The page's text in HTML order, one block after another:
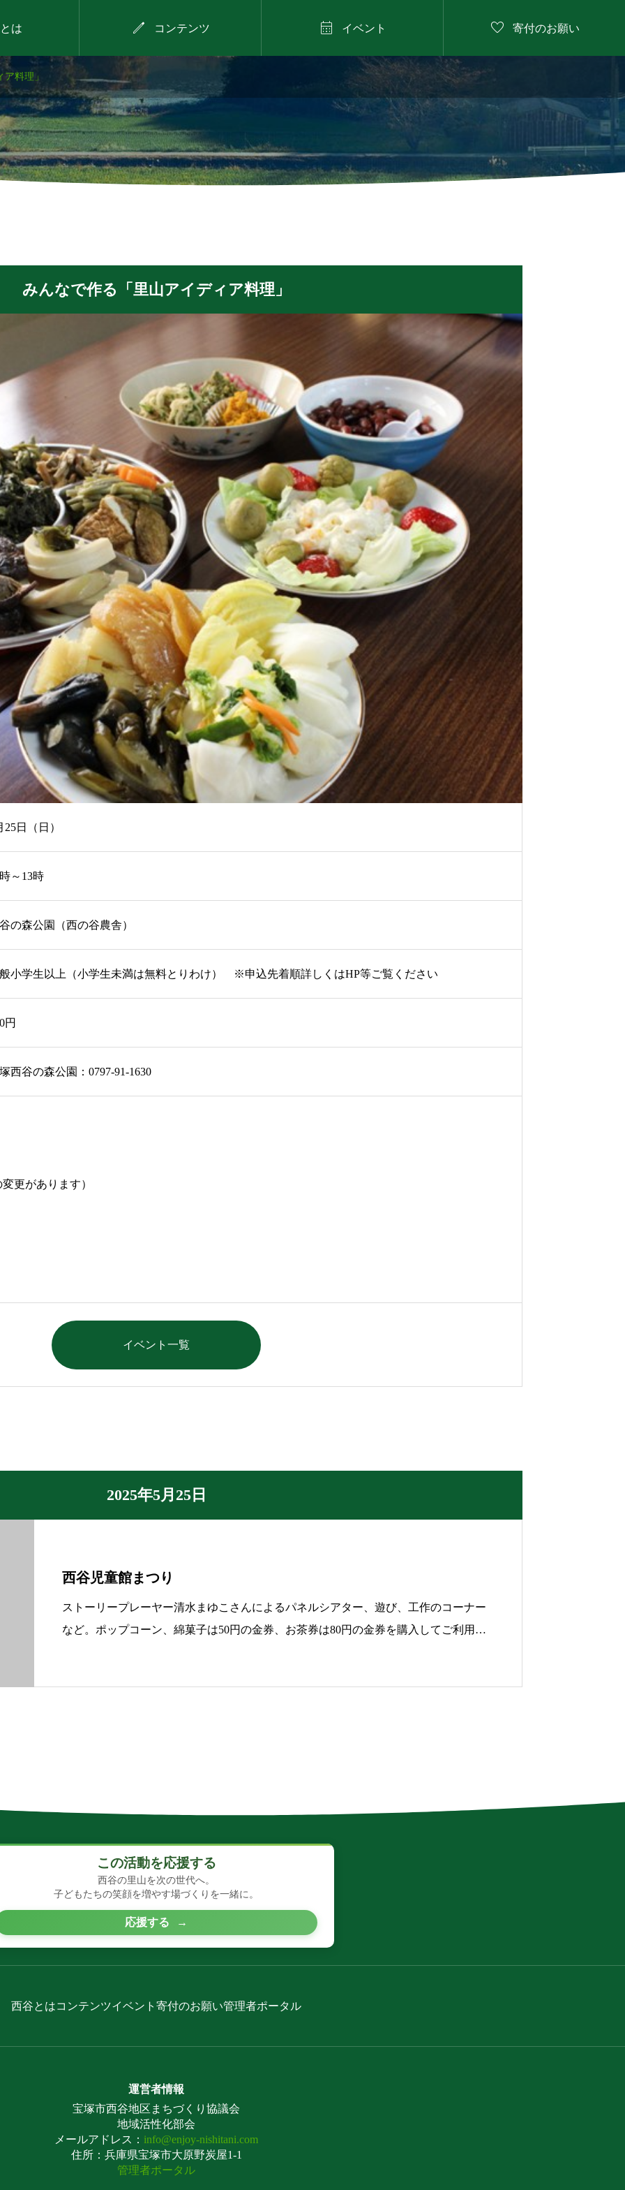
は  コンテンツ  イベント  寄付のお願い
～
縁
2026年8月11日
西谷で見つける！わが
まちのお宝プロジェク
ト（第3回）
2026年8月11日
にしたに野菜のバーベ

料理」
みんなで作る「里山アイディア料理」
25日（日）
～13時
の森公園（西の谷農舎）
小学生以上（小学生未満は無料とりわけ） ※申込先着順詳しくはHP等ご覧ください
円
西谷の森公園：0797-91-1630
更があります）
イベント一覧
2025年5月25日
西谷児童館まつり
ストーリープレーヤー清水まゆこさんによるパネルシアター、遊び、工作のコーナー
など。ポップコーン、綿菓子は50円の金券、お茶券は80円の金券を購入してご利用下
この活動を応援する
西谷の里山を次の世代へ。
子どもたちの笑顔を増やす場づくりを一緒に。
応援する →
西谷とはコンテンツイベント 寄付のお願い管理者ポータル
運営者情報
宝塚市西谷地区まちづくり協議会
地域活性化部会
メールアドレス： info@enjoy-nishitani.com
住所：兵庫県宝塚市大原野炭屋1-1
管理者ポータル